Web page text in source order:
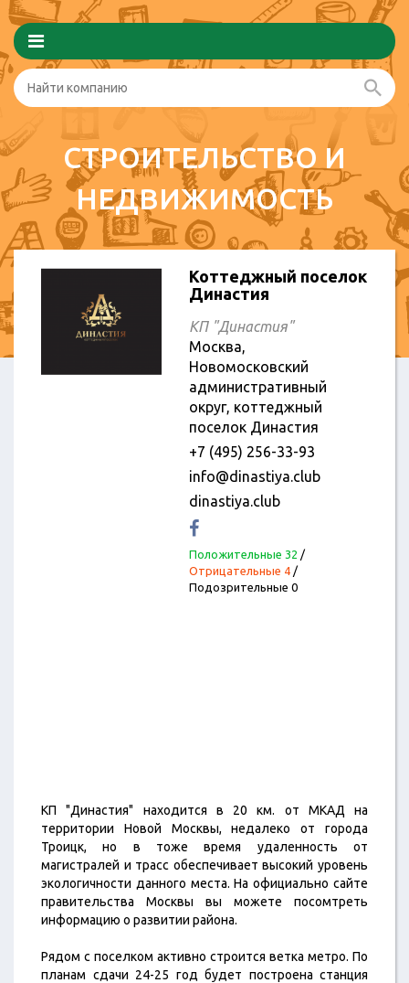
СТРОИТЕЛЬСТВО И
НЕДВИЖИМОСТЬ
Коттеджный поселок
Династия
КП "Династия"
Москва,
Новомосковский
административный
округ, коттеджный
поселок Династия
+7 (495) 256-33-93
info@dinastiya.club
dinastiya.club
Положительные 32 /
Отрицательные 4/
Подозрительные 0
КП "Династия" находится в 20 км. от МКАД на
территории Новой Москвы, недалеко от города
Троицк, но в тоже время удаленность от
магистралей и трасс обеспечивает высокий уровень
экологичности данного места. На официально сайте
правительства Москвы вы можете посомтреть
информацию о развитии района.
Рядом с поселком активно строится ветка метро. По
планам сдачи 24-25 год будет построена станция